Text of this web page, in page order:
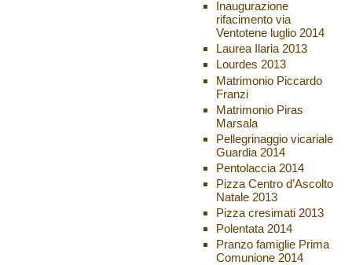
Inaugurazione
rifacimento via
Ventotene luglio 2014
Laurea Ilaria 2013
Lourdes 2013
Matrimonio Piccardo
Franzi
Matrimonio Piras
Marsala
Pellegrinaggio vicariale
Guardia 2014
Pentolaccia 2014
Pizza Centro d’Ascolto
Natale 2013
Pizza cresimati 2013
Polentata 2014
Pranzo famiglie Prima
Comunione 2014